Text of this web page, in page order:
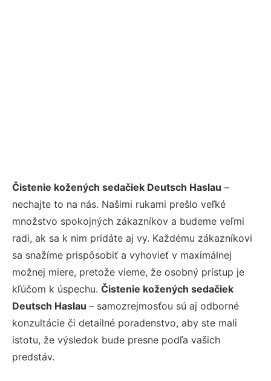
Čistenie kožených sedačiek Deutsch Haslau –
nechajte to na nás. Našimi rukami prešlo veľké
množstvo spokojných zákazníkov a budeme veľmi
radi, ak sa k nim pridáte aj vy. Každému zákazníkovi
sa snažíme prispôsobiť a vyhovieť v maximálnej
možnej miere, pretože vieme, že osobný prístup je
kľúčom k úspechu. Čistenie kožených sedačiek
Deutsch Haslau – samozrejmosťou sú aj odborné
konzultácie či detailné poradenstvo, aby ste mali
istotu, že výsledok bude presne podľa vašich
predstáv.